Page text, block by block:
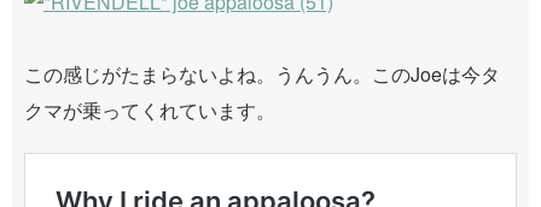
この感じがたまらないよね。うんうん。このJoeは今タ
クマが乗ってくれています。